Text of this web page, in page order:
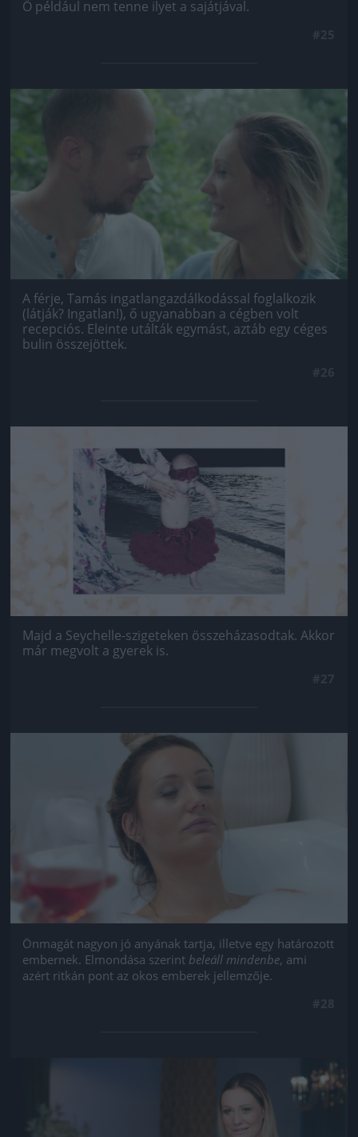
Ő például nem tenne ilyet a sajátjával.
Jön még kép!
A férje, Tamás ingatlangazdálkodással foglalkozik
(látják? Ingatlan!), ő ugyanabban a cégben volt
recepciós. Eleinte utálták egymást, aztáb egy céges
bulin összejöttek.
Jön még kép!
Majd a Seychelle-szigeteken összeházasodtak. Akkor
már megvolt a gyerek is.
Jön még kép!
Önmagát nagyon jó anyának tartja, illetve egy határozott
embernek. Elmondása szerint beleáll mindenbe, ami
azért ritkán pont az okos emberek jellemzője.